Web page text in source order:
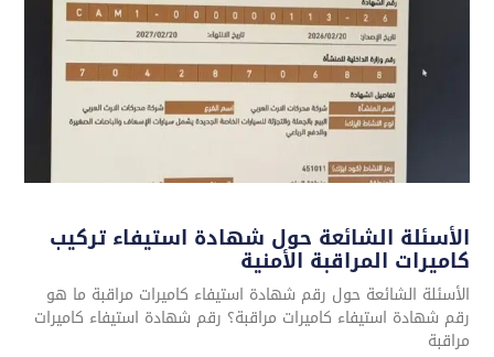
الأسئلة الشائعة حول شهادة استيفاء تركيب
كاميرات المراقبة الأمنية
الأسئلة الشائعة حول رقم شهادة استيفاء كاميرات مراقبة ما هو
رقم شهادة استيفاء كاميرات مراقبة؟ رقم شهادة استيفاء كاميرات
مراقبة